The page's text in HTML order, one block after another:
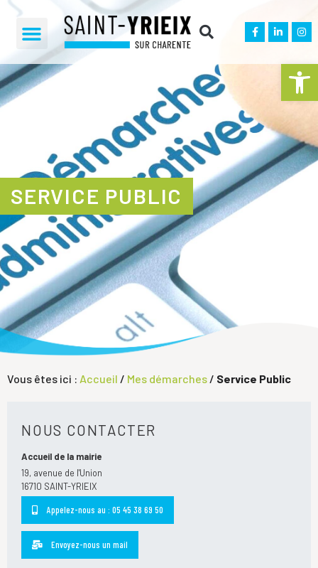
Ouvrir
SERVICE PUBLIC
Vous êtes ici : Accueil / Mes démarches / Service Public
NOUS CONTACTER
Accueil de la mairie
19, avenue de l'Union
16710 SAINT-YRIEIX
Appelez-nous au : 05 45 38 69 50
Envoyez-nous un mail